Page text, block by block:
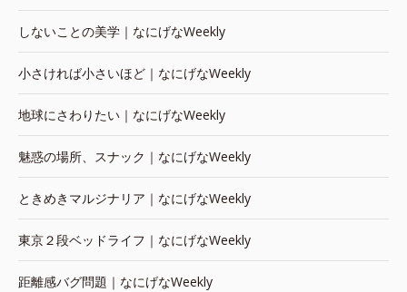
しないことの美学｜なにげなWeekly
小さければ小さいほど｜なにげなWeekly
地球にさわりたい｜なにげなWeekly
魅惑の場所、スナック｜なにげなWeekly
ときめきマルジナリア｜なにげなWeekly
東京２段ベッドライフ｜なにげなWeekly
距離感バグ問題｜なにげなWeekly